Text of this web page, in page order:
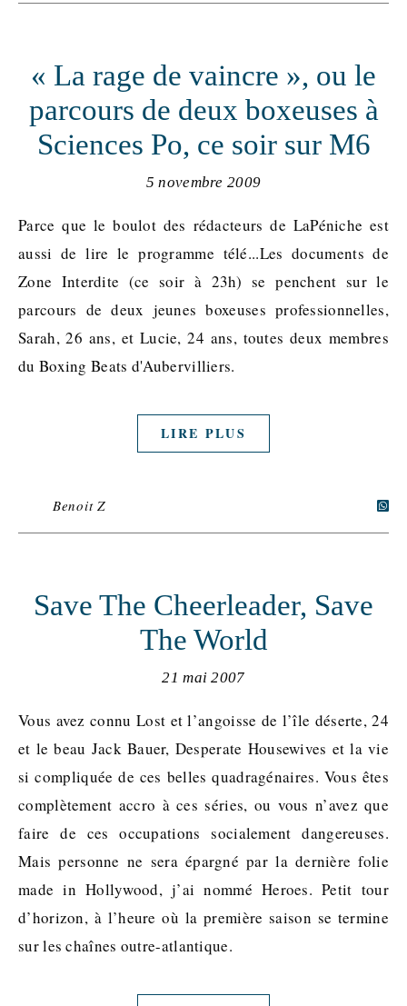
« La rage de vaincre », ou le
parcours de deux boxeuses à
Sciences Po, ce soir sur M6
5 novembre 2009
Parce que le boulot des rédacteurs de LaPéniche est
aussi de lire le programme télé...Les documents de
Zone Interdite (ce soir à 23h) se penchent sur le
parcours de deux jeunes boxeuses professionnelles,
Sarah, 26 ans, et Lucie, 24 ans, toutes deux membres
du Boxing Beats d'Aubervilliers.
LIRE PLUS
Benoit Z
Save The Cheerleader, Save
The World
21 mai 2007
Vous avez connu Lost et l’angoisse de l’île déserte, 24
et le beau Jack Bauer, Desperate Housewives et la vie
si compliquée de ces belles quadragénaires. Vous êtes
complètement accro à ces séries, ou vous n’avez que
faire de ces occupations socialement dangereuses.
Mais personne ne sera épargné par la dernière folie
made in Hollywood, j’ai nommé Heroes. Petit tour
d’horizon, à l’heure où la première saison se termine
sur les chaînes outre-atlantique.